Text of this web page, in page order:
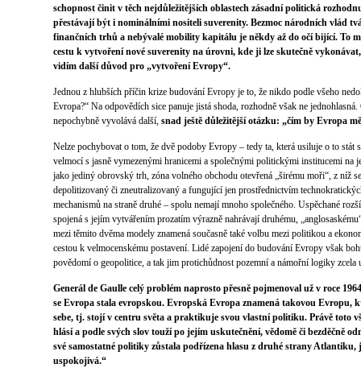
schopnost činit v těch nejdůležitějších oblastech zásadní politická
přestávají být i nominálními nositeli suverenity. Bezmoc národních vlád
finančních trhů a nebývalé mobility kapitálu je někdy až do očí bijící. To
cestu k vytvoření nové suverenity na úrovni, kde ji lze skutečně
vidím další důvod pro „vytvoření Evropy“.
Jednou z hlubších příčin krize budování Evropy je to, že nikdo podle všeho
Evropa?“ Na odpovědích sice panuje jistá shoda, rozhodně však ne
nepochybně vyvolává další, snad ještě důležitější otázku: „čím by Evropa
Nelze pochybovat o tom, že dvě podoby Evropy – tedy ta, která usiluje o to stát
velmocí s jasně vymezenými hranicemi a společnými politickými institucemi na
jako jediný obrovský trh, zóna volného obchodu otevřená „širému moři“, z níž
depolitizovaný či zneutralizovaný a fungující jen prostřednictvím
mechanismů na straně druhé – spolu nemají mnoho společného. Uspěchané
spojená s jejím vytvářením prozatím výrazně nahrávají druhému,
mezi těmito dvěma modely znamená současně také volbu mezi politikou a
cestou k velmocenskému postavení. Lidé zapojení do budování Evropy však
povědomí o geopolitice, a tak jim protichůdnost pozemní a námořní logiky zcela
Generál de Gaulle celý problém naprosto přesně pojmenoval už v roce
se Evropa stala evropskou. Evropská Evropa znamená takovou Evropu,
sebe, tj. stojí v centru světa a praktikuje svou vlastní politiku. Právě toto
hlásí a podle svých slov touží po jejím uskutečnění, vědomě či bezděčně
své samostatné politiky zůstala podřízena hlasu z druhé strany
uspokojivá.“